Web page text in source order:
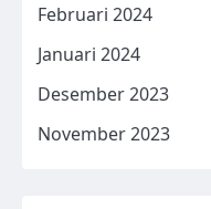
Februari 2024
Januari 2024
Desember 2023
November 2023